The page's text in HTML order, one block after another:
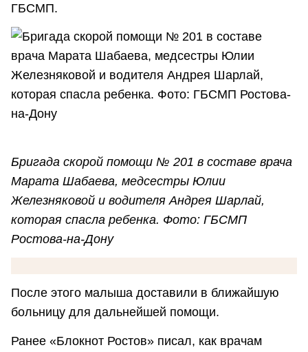
ГБСМП.
Бригада скорой помощи № 201 в составе врача
Марата Шабаева, медсестры Юлии
Железняковой и водителя Андрея Шарлай,
которая спасла ребенка. Фото: ГБСМП
Ростова-на-Дону
После этого малыша доставили в ближайшую
больницу для дальнейшей помощи.
Ранее «Блокнот Ростов» писал, как врачам